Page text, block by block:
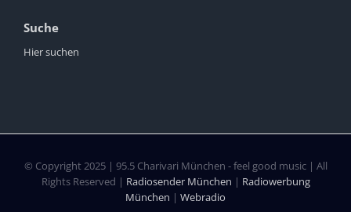
Suche
Hier suchen
© Copyright 2025 | 95.5 Charivari München - feel good music | All
Rights Reserved | Radiosender München | Radiowerbung
München | Webradio